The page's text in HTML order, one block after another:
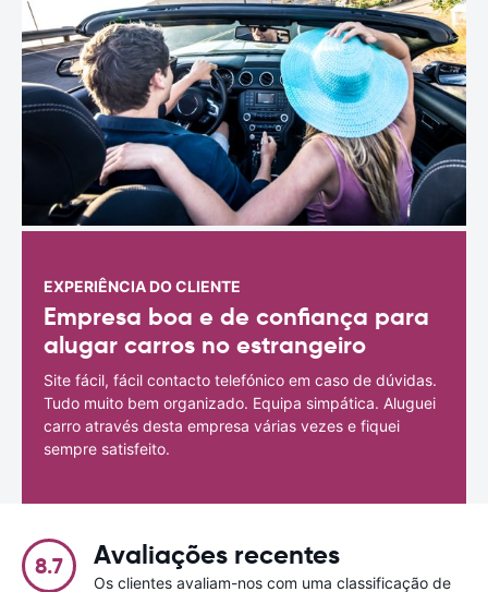
EXPERIÊNCIA DO CLIENTE
Empresa boa e de confiança para
alugar carros no estrangeiro
Site fácil, fácil contacto telefónico em caso de dúvidas.
Tudo muito bem organizado. Equipa simpática. Aluguei
carro através desta empresa várias vezes e fiquei
sempre satisfeito.
8.7 Avaliações recentes
Os clientes avaliam-nos com uma classificação de